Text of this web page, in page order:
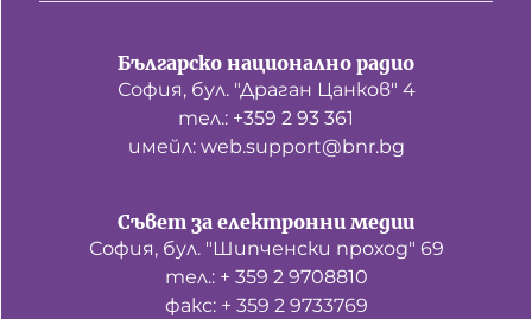
Българско национално радио
София, бул. "Драган Цанков" 4
тел.: +359 2 93 361
имейл: web.support@bnr.bg
Съвет за електронни медии
София, бул. "Шипченски проход" 69
тел.: + 359 2 9708810
факс: + 359 2 9733769